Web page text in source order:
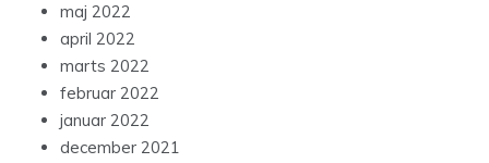
maj 2022
april 2022
marts 2022
februar 2022
januar 2022
december 2021